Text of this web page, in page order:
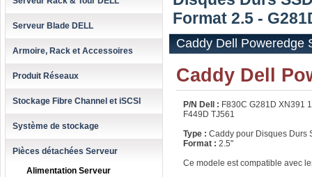
Serveur Blade DELL
Armoire, Rack et Accessoires
Produit Réseaux
Stockage Fibre Channel et iSCSI
Système de stockage
Pièces détachées Serveur
Alimentation Serveur
Format 2.5 -
Caddy Dell Poweredge
Caddy Dell
P/N Dell : F830C G281D XN391
F449D TJ561
Type : Caddy pour Disques Durs
Format : 2.5"
Ce modele est compatible avec